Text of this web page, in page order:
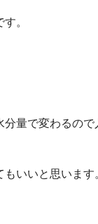
。
量で変わるの
いいと思います。